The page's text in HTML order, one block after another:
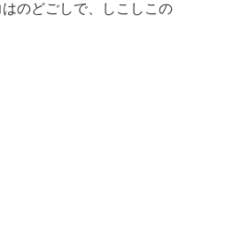
のどごしで、しこしこの